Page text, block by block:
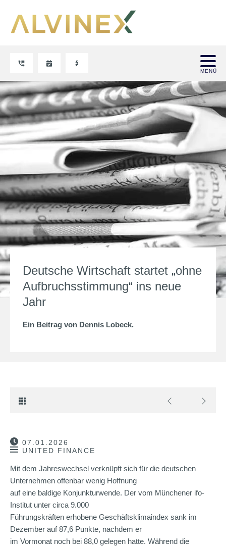
Deutsche Wirtschaft startet „ohne
Aufbruchsstimmung“ ins neue
Jahr
Ein Beitrag von Dennis Lobeck.
07.01.2026
UNITED FINANCE
Mit dem Jahreswechsel verknüpft sich für die deutschen
Unternehmen offenbar wenig Hoffnung
auf eine baldige Konjunkturwende. Der vom Münchener ifo-
Institut unter circa 9.000
Führungskräften erhobene Geschäftsklimaindex sank im
Dezember auf 87,6 Punkte, nachdem er
im Vormonat noch bei 88,0 gelegen hatte. Während die